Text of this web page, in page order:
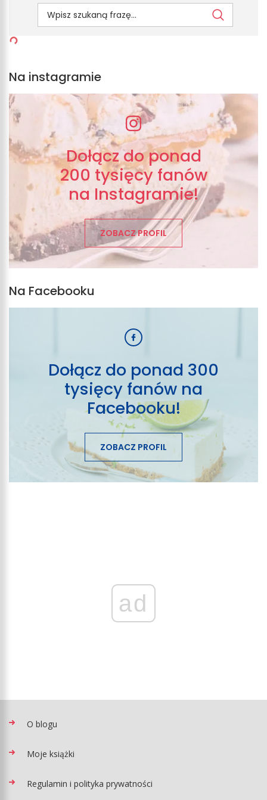
Na instagramie
Dołącz do ponad
200 tysięcy fanów
na Instagramie!
ZOBACZ PROFIL
Na Facebooku
Dołącz do ponad 300
tysięcy fanów na
Facebooku!
ZOBACZ PROFIL
ad
O blogu
Moje książki
Regulamin i polityka prywatności